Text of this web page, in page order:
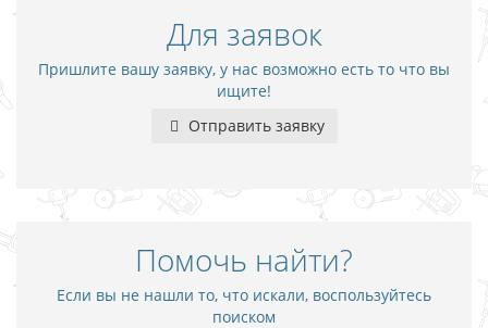
Для заявок
Пришлите вашу заявку, у нас возможно есть то что вы
ищите!
Отправить заявку
Помочь найти?
Если вы не нашли то, что искали, воспользуйтесь
поиском